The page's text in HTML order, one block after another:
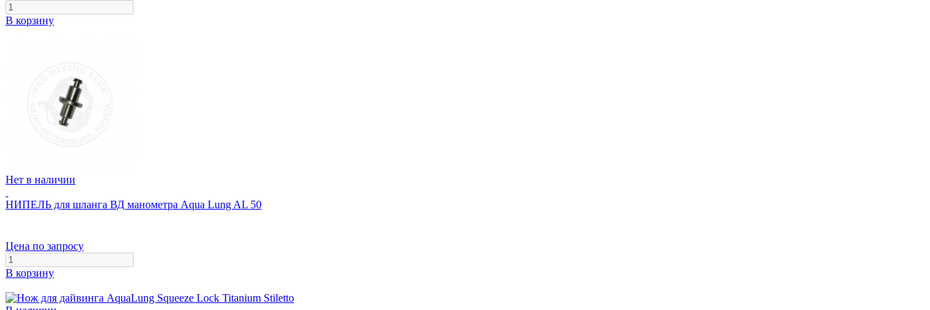
В корзину
Нет в наличии
НИПЕЛЬ для шланга ВД манометра Aqua Lung AL 50
Цена по запросу
В корзину